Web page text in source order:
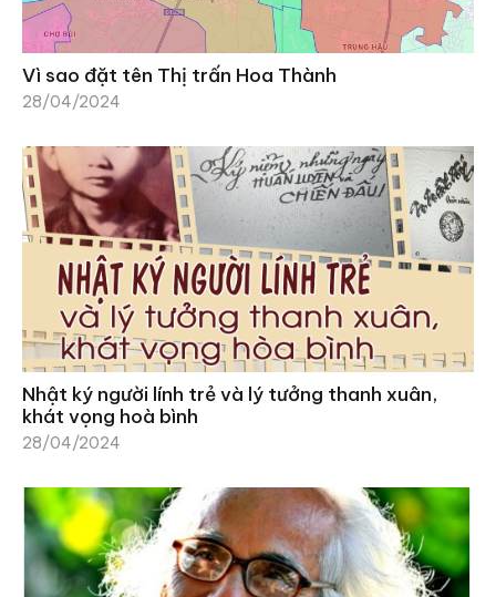
Vì sao đặt tên Thị trấn Hoa Thành
28/04/2024
Nhật ký người lính trẻ và lý tưởng thanh xuân,
khát vọng hoà bình
28/04/2024